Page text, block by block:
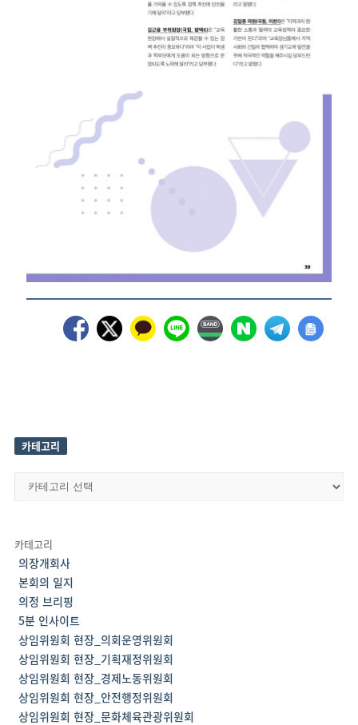
카테고리
카
카테고리
의장개회사
본회의 일지
의정 브리핑
5분 인사이트
상임위원회 현장_의회운영위원회
상임위원회 현장_기획재정위원회
상임위원회 현장_경제노동위원회
상임위원회 현장_안전행정위원회
상임위원회 현장_문화체육관광위원회